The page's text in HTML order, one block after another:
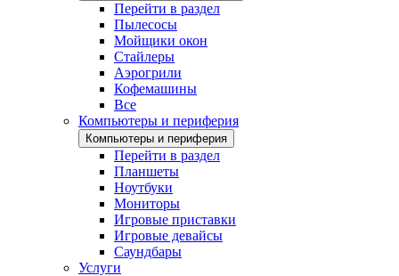
Перейти в раздел
Пылесосы
Мойщики окон
Стайлеры
Аэрогрили
Кофемашины
Все
Компьютеры и периферия
Компьютеры и периферия
Перейти в раздел
Планшеты
Ноутбуки
Мониторы
Игровые приставки
Игровые девайсы
Саундбары
Услуги